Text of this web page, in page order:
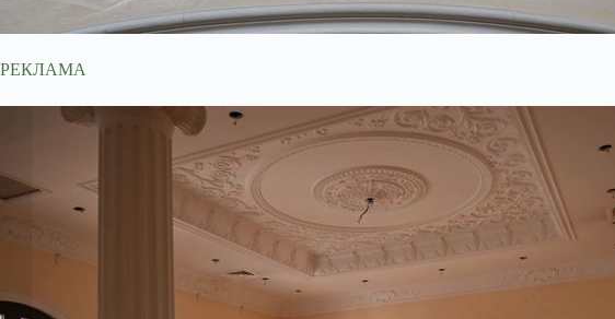
РЕКЛАМА